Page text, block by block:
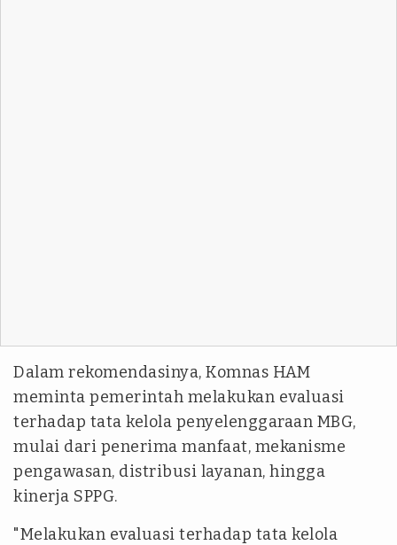
Dalam rekomendasinya, Komnas HAM
meminta pemerintah melakukan evaluasi
terhadap tata kelola penyelenggaraan MBG,
mulai dari penerima manfaat, mekanisme
pengawasan, distribusi layanan, hingga
kinerja SPPG.
"Melakukan evaluasi terhadap tata kelola